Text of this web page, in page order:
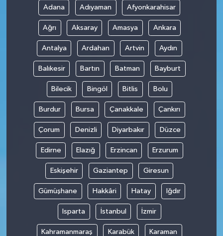
Adana Adıyaman Afyonkarahisar
Ağrı Aksaray Amasya Ankara
Antalya Ardahan Artvin Aydın
Balıkesir Bartın Batman Bayburt
Bilecik Bingöl Bitlis Bolu
Burdur Bursa Çanakkale Çankırı
Çorum Denizli Diyarbakır Düzce
Edirne Elazığ Erzincan Erzurum
Eskişehir Gaziantep Giresun
Gümüşhane Hakkâri Hatay Iğdır
Isparta İstanbul İzmir
Kahramanmaraş Karabük Karaman